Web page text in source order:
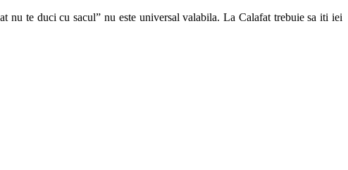
nu te duci cu sacul” nu este universal valabila. La Calafat trebuie sa iti iei